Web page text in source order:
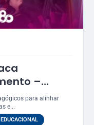
–
para alinhar
e...